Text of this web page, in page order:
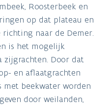
Roosterbeek en
op dat plateau en
naar de Demer.
is het mogelijk
zijgrachten. Door dat
en aflaatgrachten
met beekwater worden
door weilanden,